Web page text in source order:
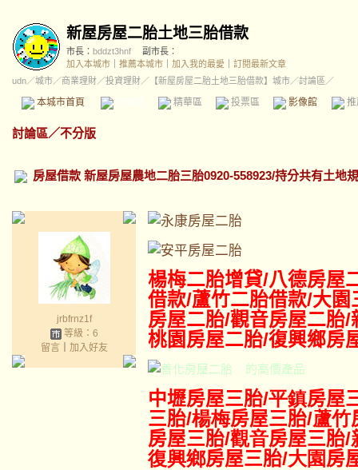
新屋房屋二胎土地三胎借款
市長： bddzt3hnf
副市長：
加入本城市
推薦本城市 加入我的最愛
訂閱最新文章
udn／城市／商業理財／投資理財／ 【新屋房屋二胎土地三胎借款】城市／討論區／
本城市首頁 精華區 投票區 影像館
討論區／不分版
房屋借款 新屋房屋農地二胎三胎0920-558923/持分共有土地
jrbfrnz1f
等級：6
留言｜ 加入好友
楊梅二胎增貸/八德房屋
借款/蘆竹二胎借款/大
房屋二胎/觀音房屋二胎
桃園房屋二胎/復興鄉房
的高價產品
中壢房屋三胎/平鎮房屋
三胎/楊梅房屋三胎/蘆竹
房屋三胎/觀音房屋三胎/
復興鄉房屋三胎/大園房